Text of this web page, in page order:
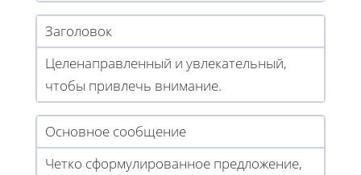
Заголовок
Целенаправленный и увлекательный,
чтобы привлечь внимание.
Основное сообщение
Четко сформулированное предложение,